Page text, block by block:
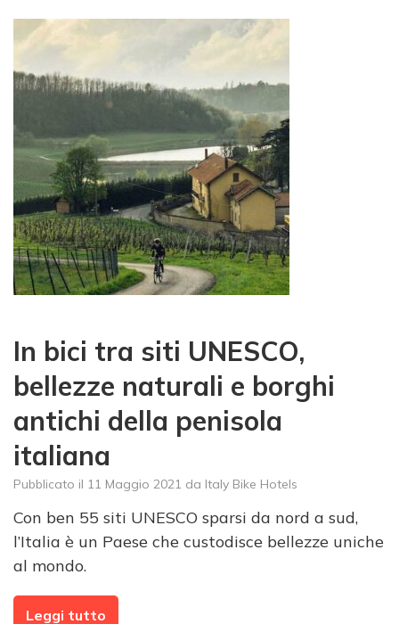
In bici tra siti UNESCO,
bellezze naturali e borghi
antichi della penisola
italiana
Pubblicato il 11 Maggio 2021 da Italy Bike Hotels
Con ben 55 siti UNESCO sparsi da nord a sud,
l’Italia è un Paese che custodisce bellezze uniche
al mondo.
Leggi tutto